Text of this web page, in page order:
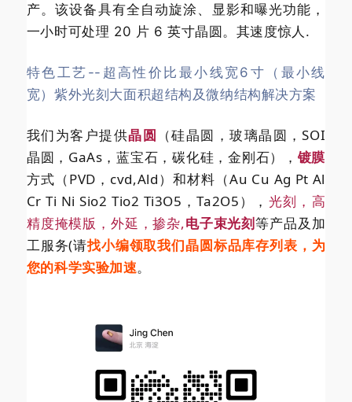
产。该设备具有全自动旋涂、显影和曝光功能，
一小时可处理 20 片 6 英寸晶圆。其速度惊人.
特色工艺--超高性价比最小线宽6寸（最小线
宽）紫外光刻大面积超结构及微纳结构解决方案
我们为客户提供晶圆 （硅晶圆，玻璃晶圆，SOI
晶圆，GaAs，蓝宝石，碳化硅，金刚石）， 镀膜
方式（PVD，cvd,Ald）和材料（Au Cu Ag Pt Al
Cr Ti Ni Sio2 Tio2 Ti3O5，Ta2O5）， 光刻，高
精度掩模版，外延，掺杂,电子束光刻等产品及加
工服务(请找小编领取我们晶圆标品库存列表，为
您的科学实验加速。